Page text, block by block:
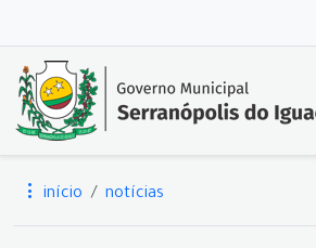
início notícias